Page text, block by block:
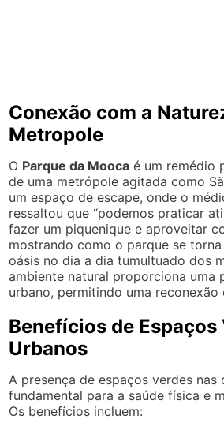
Conexão com a
Metropole
O Parque da Mooca é um remédio
de uma metrópole agitada como
um espaço de escape, onde o
ressaltou que “podemos praticar
fazer um piquenique e aproveitar
mostrando como o parque se
oásis no dia a dia tumultuado dos
ambiente natural proporciona uma
urbano, permitindo uma reconexão
Benefícios de Espaços
Urbanos
A presença de espaços verdes nas
fundamental para a saúde física e
Os benefícios incluem: